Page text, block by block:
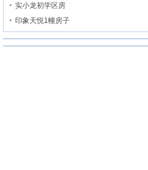
实小龙初学区房
印象天悦1幢房子